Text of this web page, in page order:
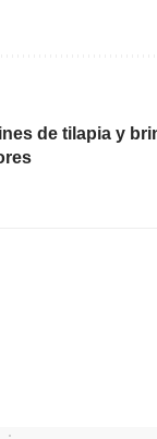
de tilapia y